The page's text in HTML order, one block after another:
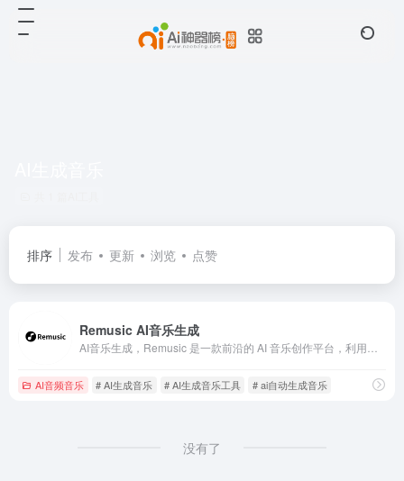
排序 发布 更新 浏览 点赞
Remusic AI音乐生成
AI音频音乐 # AI生成音乐 # AI生成音乐工具 # ai自动生成音乐
没有了